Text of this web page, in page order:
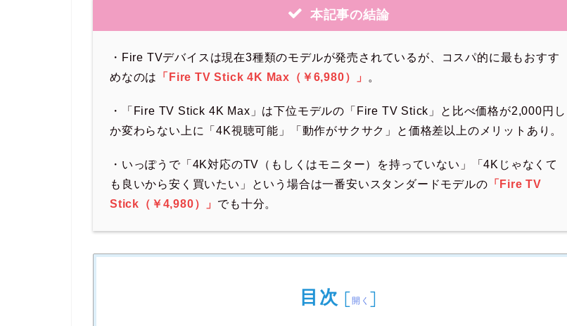
本記事の結論
・Fire TVデバイスは現在3種類のモデルが発売されているが、コスパ的に最もおすす
めなのは
「Fire TV Stick 4K Max（￥6,980）」 。
・「Fire TV Stick 4K Max」は下位モデルの「Fire TV Stick」と比べ価格が2,000円し
か変わらない上に「4K視聴可能」「動作がサクサク」と価格差以上のメリットあり。
・いっぽうで「4K対応のTV（もしくはモニター）を持っていない」「4Kじゃなくて
も良いから安く買いたい」という場合は一番安いスタンダードモデルの 「Fire TV
Stick（￥4,980）」 でも十分。
目次 [開く ]